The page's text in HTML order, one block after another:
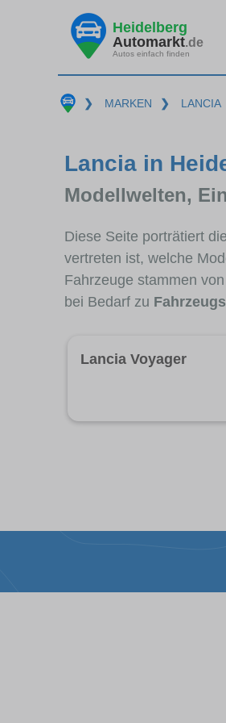
Heidelberg
Automarkt.de
Autos einfach finden
❯ MARKEN ❯ LANCIA
Lancia in
Modellwelten,
Diese Seite porträtiert
vertreten ist, welche
Fahrzeuge stammen
bei Bedarf zu
Lancia Voyager